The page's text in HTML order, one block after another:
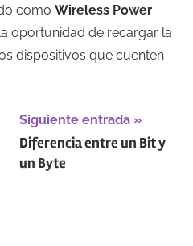
como Wireless Power
oportunidad de recargar la
dispositivos que cuenten
Siguiente entrada
Diferencia entre un Bit y
un Byte